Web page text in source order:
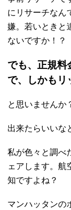
にリサーチなん
嫌。若いときと
ないですか！？
でも、正規料
で、しかもリ
と思いませんか
出来たらいいな
私が色々と調べ
ェアします。航
知ですよね？
マンハッタンの